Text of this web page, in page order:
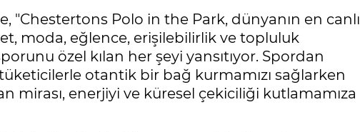
"Chestertons Polo in the Park, dünyanın en canlı
moda, eğlence, erişilebilirlik ve topluluk
özel kılan her şeyi yansıtıyor. Spordan
otantik bir bağ kurmamızı sağlarken
mirası, enerjiyi ve küresel çekiciliği kutlamamıza